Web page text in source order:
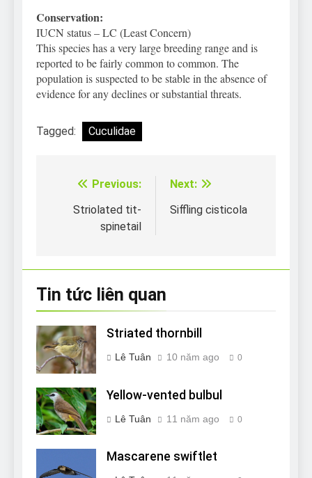
Conservation:
IUCN status – LC (Least Concern)
This species has a very large breeding range and is
reported to be fairly common to common. The
population is suspected to be stable in the absence of
evidence for any declines or substantial threats.
Tagged: Cuculidae
Điều
hướng
Previous:
Striolated tit-
spinetail
Next:
Siffling cisticola
Tin tức liên quan
Striated thornbill
Lê Tuân 10 năm ago 0
Yellow-vented bulbul
Lê Tuân 11 năm ago 0
Mascarene swiftlet